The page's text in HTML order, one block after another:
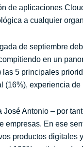
de aplicaciones
a cualquier
de septiembre
en un
las 5 principales
(16%), experiencia
José Antonio – por
empresas. En ese
productos digitales